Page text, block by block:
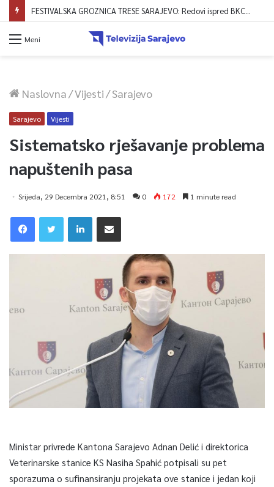
FESTIVALSKA GROZNICA TRESE SARAJEVO: Redovi ispred BKC-a formirani već od 4 ujutro, zvanično počela prodaja ulaznica!
Meni
Naslovna/Vijesti/Sarajevo
Sarajevo Vijesti
Sistematsko rješavanje problema
napuštenih pasa
Srijeda, 29 Decembra 2021, 8:51 0 172 1 minute read
Ministar privrede Kantona Sarajevo Adnan Delić i direktorica
Veterinarske stanice KS Nasiha Spahić potpisali su pet
sporazuma o sufinansiranju projekata ove stanice i jedan koji